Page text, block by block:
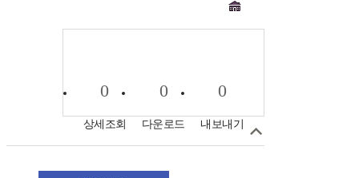
0
상세조회
0
다운로드
0
내보내기